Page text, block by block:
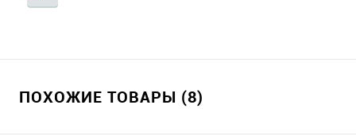
ПОХОЖИЕ ТОВАРЫ (8)